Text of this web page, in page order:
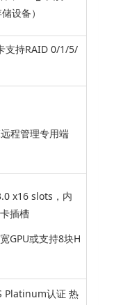
设备）
支持RAID 0/1/5/
程管理专用端
x16 slots，内
插槽
GPU或支持8块H
Platinum认证 热